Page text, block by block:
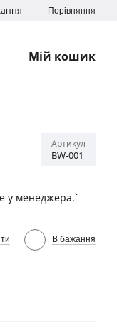
Порівняння
Мій кошик
Артикул
BW-001
у менеджера.`
В бажання